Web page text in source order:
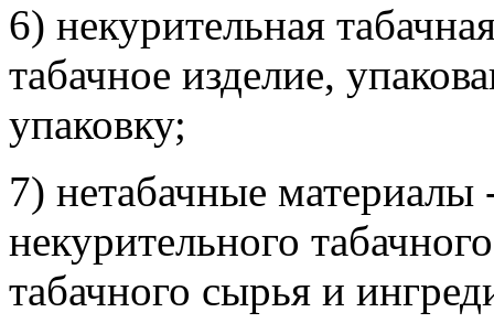
6) некурительная
табачное изделие,
упаковку;
7) нетабачные
некурительного
табачного сырья и